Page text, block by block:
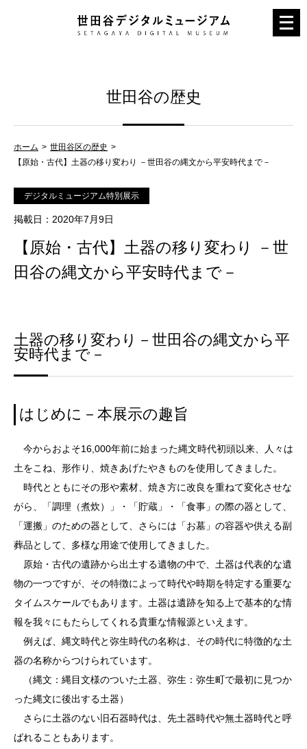
メ
ニ
世田谷の歴史
ホーム
世田谷区の歴史
【原始・古代】土器の移り変わり －世田谷の縄文から平安時代まで－
デジタルミュージアム特別展示
掲載日 ：2020年7月9日
【原始・古代】土器の移り変わり －世
田谷の縄文から平安時代まで－
土器の移り変わり－世田谷の縄文から平
安時代まで－
はじめに－本展示の趣旨
今からおよそ16,000年前に始まった縄文時代初頭以来、人々は
土をこね、形作り、焼きあげたやきものを使用してきました。
時代とともにその形や素材、焼き方に改良を重ねて変化させな
がら、「調理（煮炊）」・「貯蔵」・「食事」の際の器として、
「運搬」のための器として、さらには「お墓」の容器や供える副
葬品として、多様な用途で使用してきました。
原始・古代の遺跡から出土する遺物の中で、土器は代表的な遺
物の一つですが、その特徴によって時代や時期を特定する重要な
タイムスケールでもあります。土器は遺跡を知る上で基本的な情
報を我々にもたらしてくれる貴重な情報源といえます。
例えば、縄文時代と弥生時代の名称は、その時代に特徴的な土
器の名称からつけられています。
（縄文：縄目文様のついた土器、弥生：弥生町で最初に見つか
った縄文に後出する土器）
さらに土器のない旧石器時代は、先土器時代や無土器時代と呼
ばれることもあります。